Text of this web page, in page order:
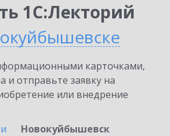
1С:Лекторий
карточками,
и отправьте заявку на
или внедрение
Новокуйбышевск